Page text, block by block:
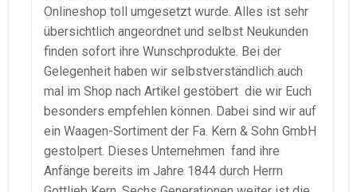
Onlineshop toll umgesetzt wurde. Alles ist sehr
übersichtlich angeordnet und selbst Neukunden
finden sofort ihre Wunschprodukte. Bei der
Gelegenheit haben wir selbstverständlich auch
mal im Shop nach Artikel gestöbert die wir Euch
besonders empfehlen können. Dabei sind wir auf
ein Waagen-Sortiment der Fa. Kern & Sohn GmbH
gestolpert. Dieses Unternehmen fand ihre
Anfänge bereits im Jahre 1844 durch Herrn